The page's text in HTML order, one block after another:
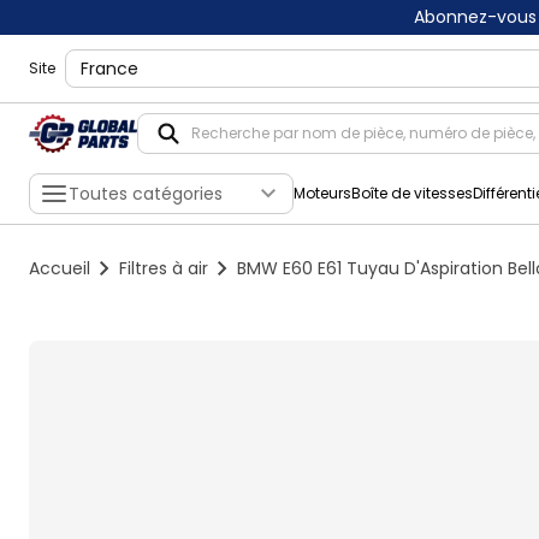
Abonnez-
Site shippingLocation
Toutes catégories MoteursBoîte de vitesses
Accueil Filtres à air BMW E60 E61 Tuyau D'Aspiration